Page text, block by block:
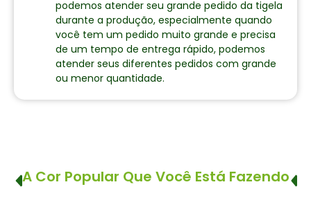
podemos atender seu grande pedido da tigela
durante a produção, especialmente quando
você tem um pedido muito grande e precisa
de um tempo de entrega rápido, podemos
atender seus diferentes pedidos com grande
ou menor quantidade.
A Cor Popular Que Você Está Fazendo